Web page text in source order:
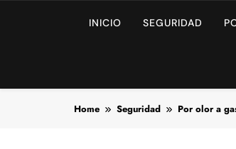
INICIO SEGURIDAD
Home Seguridad Por olor a